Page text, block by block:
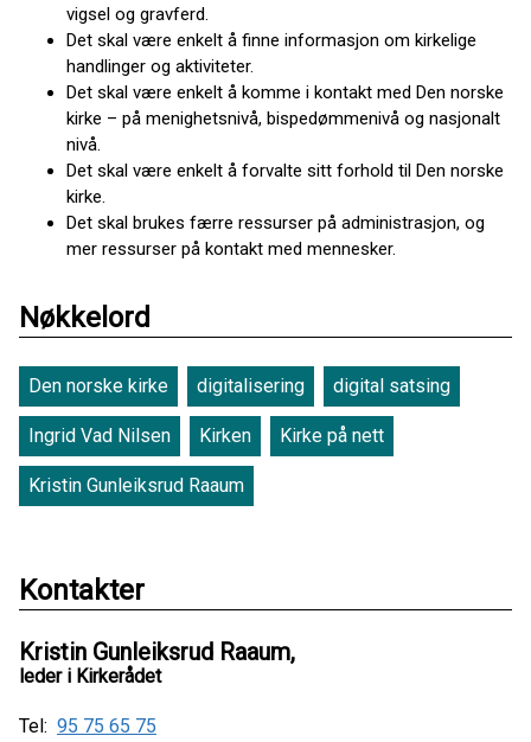
vigsel og gravferd.
Det skal være enkelt å finne informasjon om kirkelige
handlinger og aktiviteter.
Det skal være enkelt å komme i kontakt med Den norske
kirke – på menighetsnivå, bispedømmenivå og nasjonalt
nivå.
Det skal være enkelt å forvalte sitt forhold til Den norske
kirke.
Det skal brukes færre ressurser på administrasjon, og
mer ressurser på kontakt med mennesker.
Nøkkelord
Den norske kirke digitalisering digital satsing
Ingrid Vad Nilsen Kirken Kirke på nett
Kristin Gunleiksrud Raaum
Kontakter
Kristin Gunleiksrud Raaum,
leder i Kirkerådet
Tel: 95 75 65 75